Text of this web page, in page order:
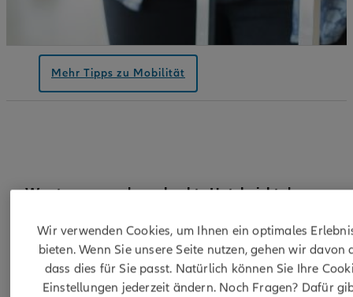
Mehr Tipps zu Mobilität
Was tun, wenn das gebuchte Hotel nicht den
Für den Fall, dass beim gebuchten Arrangement eine
Beförderung und eine Unterbringung inbegriffen ist,
das Pauschalreisegesetz anwendbar. Dieses Gesetz
Wir verwenden Cookies, um Ihnen ein optimales
bieten. Wenn Sie unsere Seite nutzen, gehen wir davon
dass dies für Sie passt. Natürlich können Sie Ihre
Einstellungen jederzeit ändern. Noch Fragen? Dafür